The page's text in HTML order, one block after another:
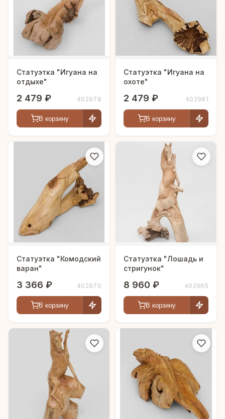
Статуэтка "Игуана на
отдыхе"
2 479 ₽ 402978
В корзину
Статуэтка "Игуана на
охоте"
2 479 ₽ 402981
В корзину
Статуэтка "Комодский
варан"
3 366 ₽ 402970
В корзину
Статуэтка "Лошадь и
стригунок"
8 960 ₽ 402965
В корзину